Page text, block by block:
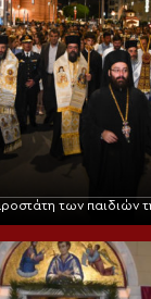
των παιδιών